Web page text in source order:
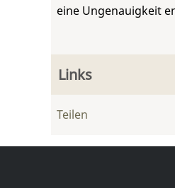
eine Ungenauigkeit
Links
Teilen